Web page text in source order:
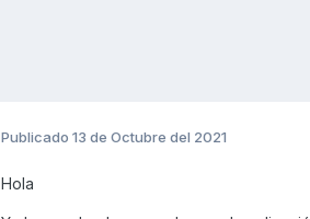
Publicado 13 de Octubre del 2021
Hola